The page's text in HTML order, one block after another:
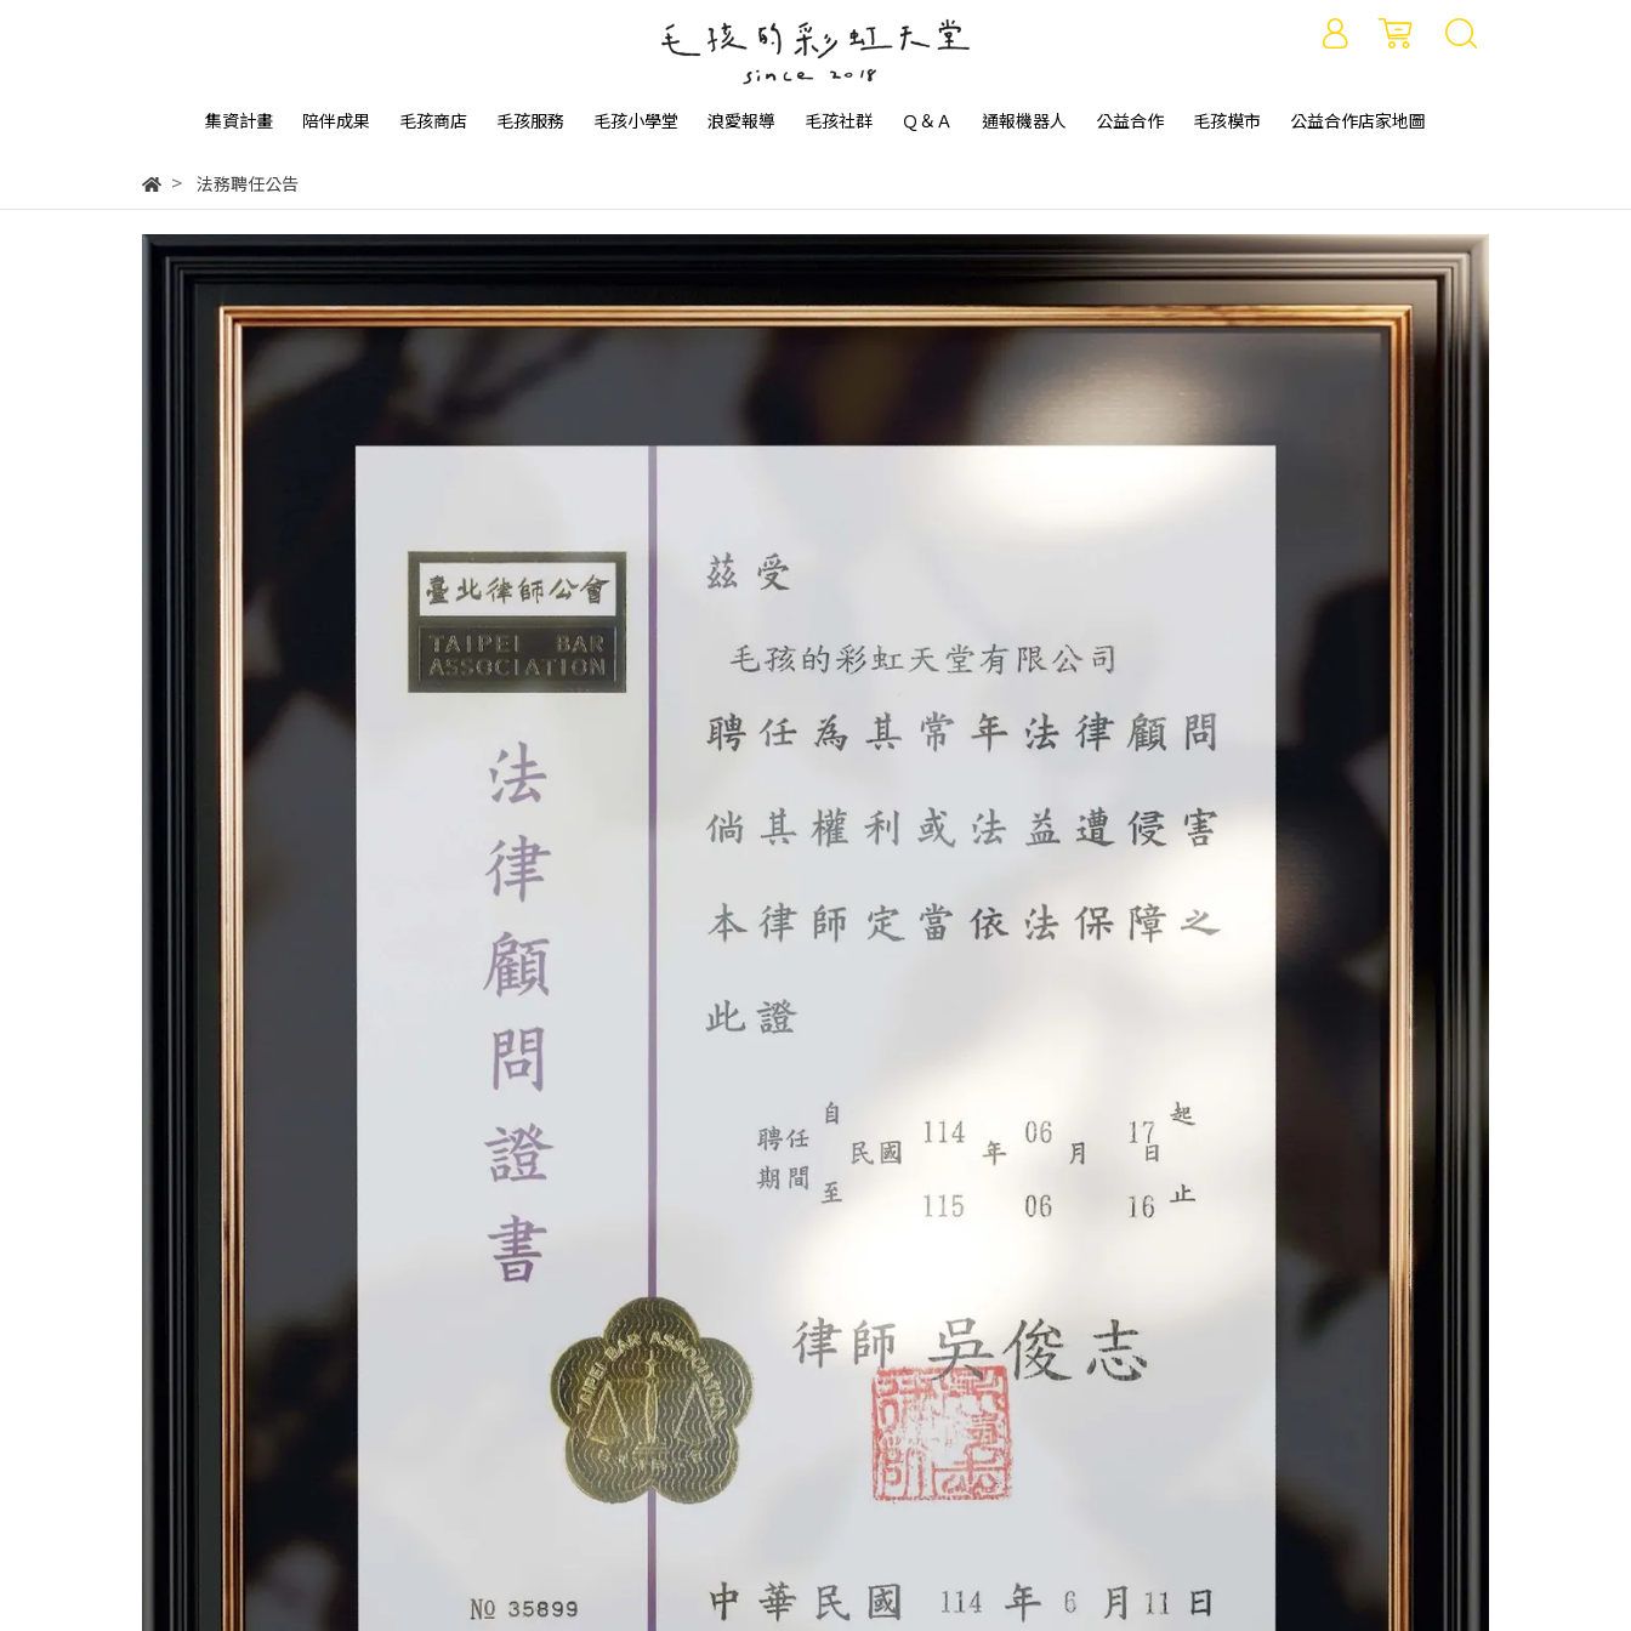
集資計畫 陪伴成果 毛孩商店 毛孩服務 毛孩小學堂 浪愛報導 毛孩社群 Ｑ＆Ａ 通報機器人 公益合作 毛孩模市 公益合作店家地圖
法務聘任公告